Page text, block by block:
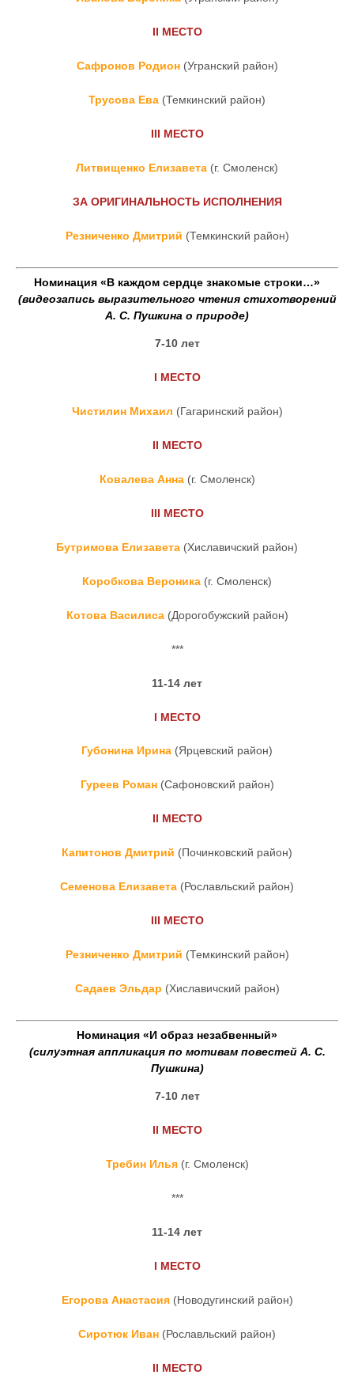
II МЕСТО
Сафронов Родион(Угранский район)
Трусова Ева (Темкинский район)
III МЕСТО
Литвищенко Елизавета (г. Смоленск)
ЗА ОРИГИНАЛЬНОСТЬ ИСПОЛНЕНИЯ
Резниченко Дмитрий (Темкинский район)
Номинация «В каждом сердце знакомые строки…»
(видеозапись выразительного чтения стихотворений
А. С. Пушкина о природе)
7-10 лет
I МЕСТО
Чистилин Михаил (Гагаринский район)
II МЕСТО
Ковалева Анна(г. Смоленск)
III МЕСТО
Бутримова Елизавета (Хиславичский район)
Коробкова Вероника (г. Смоленск)
Котова Василиса(Дорогобужский район)
***
11-14 лет
I МЕСТО
Губонина Ирина (Ярцевский район)
Гуреев Роман(Сафоновский район)
II МЕСТО
Капитонов Дмитрий (Починковский район)
Семенова Елизавета (Рославльский район)
III МЕСТО
Резниченко Дмитрий (Темкинский район)
Садаев Эльдар (Хиславичский район)
Номинация «И образ незабвенный»
(силуэтная аппликация по мотивам повестей А. С.
Пушкина)
7-10 лет
II МЕСТО
Требин Илья(г. Смоленск)
***
11-14 лет
I МЕСТО
Егорова Анастасия(Новодугинский район)
Сиротюк Иван (Рославльский район)
II МЕСТО